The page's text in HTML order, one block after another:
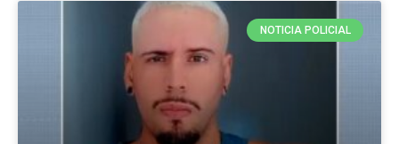
NOTICIA POLICIAL